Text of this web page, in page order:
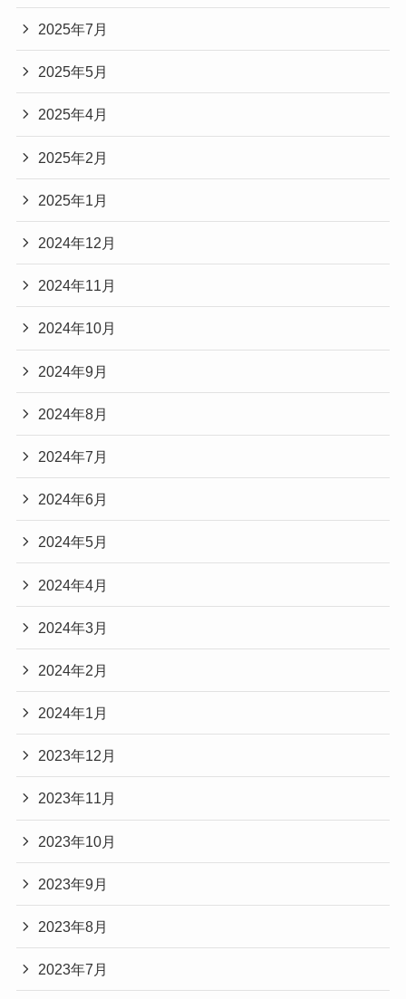
2025年7月
2025年5月
2025年4月
2025年2月
2025年1月
2024年12月
2024年11月
2024年10月
2024年9月
2024年8月
2024年7月
2024年6月
2024年5月
2024年4月
2024年3月
2024年2月
2024年1月
2023年12月
2023年11月
2023年10月
2023年9月
2023年8月
2023年7月